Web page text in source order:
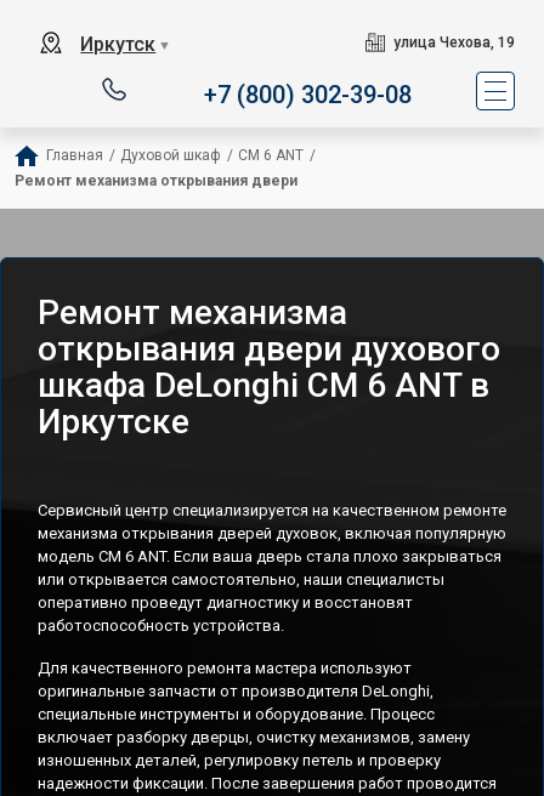
Иркутск ▼ улица Чехова, 19
+7 (800) 302-39-08
Главная / Духовой шкаф / CM 6 ANT /
Ремонт механизма открывания двери
Ремонт механизма
открывания двери духового
шкафа DeLonghi CM 6 ANT в
Иркутске
Сервисный центр специализируется на качественном ремонте
механизма открывания дверей духовок, включая популярную
модель CM 6 ANT. Если ваша дверь стала плохо закрываться
или открывается самостоятельно, наши специалисты
оперативно проведут диагностику и восстановят
работоспособность устройства.
Для качественного ремонта мастера используют
оригинальные запчасти от производителя DeLonghi,
специальные инструменты и оборудование. Процесс
включает разборку дверцы, очистку механизмов, замену
изношенных деталей, регулировку петель и проверку
надежности фиксации. После завершения работ проводится